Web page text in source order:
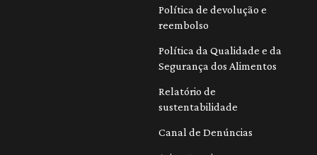
Política de devolução e
reembolso
Política da Qualidade e da
Segurança dos Alimentos
Relatório de
sustentabilidade
Canal de Denúncias